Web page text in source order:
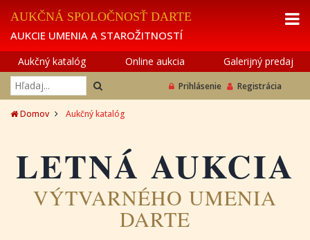
AUKČNÁ SPOLOČNOSŤ DARTE
AUKCIE UMENIA A STAROŽITNOSTÍ
Aukčný katalóg Online aukcia Galerijný predaj
Prihlásenie Registrácia
Domov Aukčný katalóg
LETNÁ AUKCIA
VÝTVARNÉHO UMENIA
DARTE